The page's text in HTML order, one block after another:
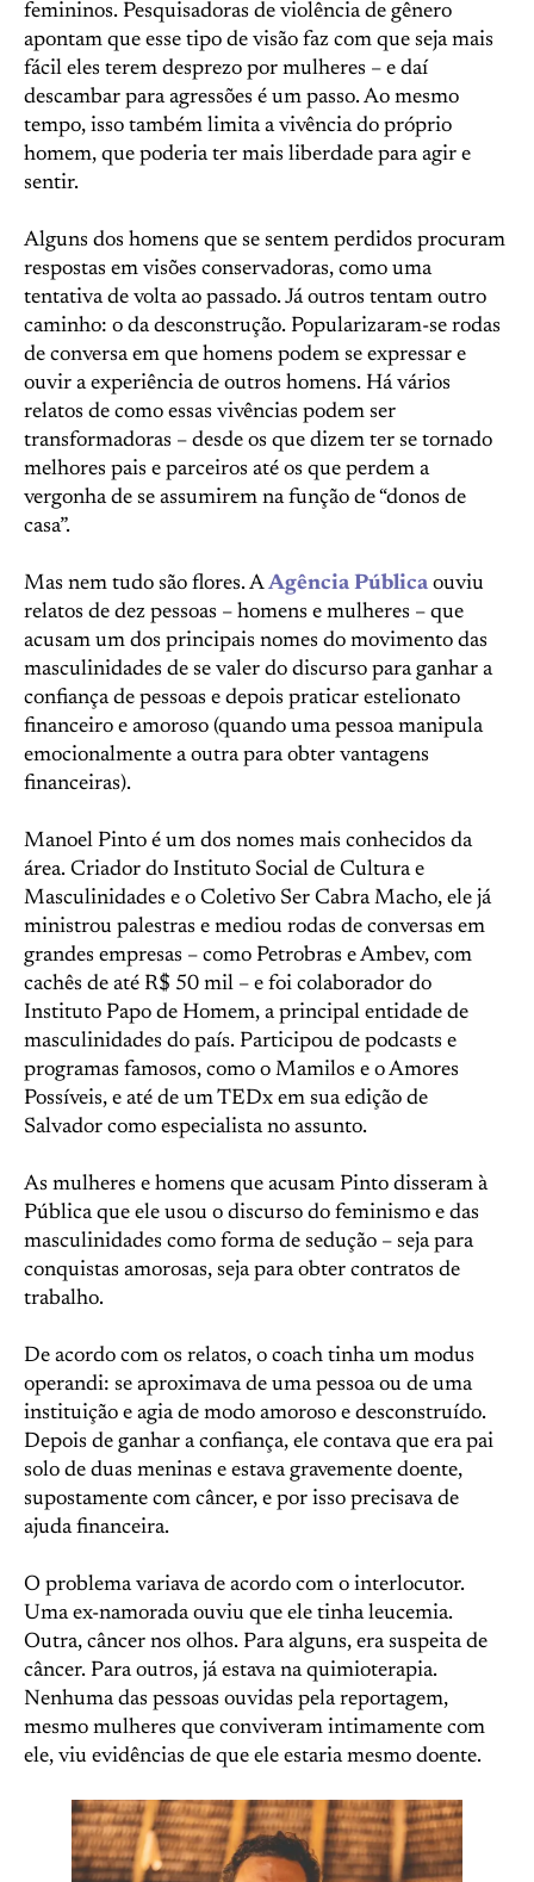
femininos. Pesquisadoras de violência de gênero
apontam que esse tipo de visão faz com que seja mais
fácil eles terem desprezo por mulheres – e daí
descambar para agressões é um passo. Ao mesmo
tempo, isso também limita a vivência do próprio
homem, que poderia ter mais liberdade para agir e
sentir.
Alguns dos homens que se sentem perdidos procuram
respostas em visões conservadoras, como uma
tentativa de volta ao passado. Já outros tentam outro
caminho: o da desconstrução. Popularizaram-se rodas
de conversa em que homens podem se expressar e
ouvir a experiência de outros homens. Há vários
relatos de como essas vivências podem ser
transformadoras – desde os que dizem ter se tornado
melhores pais e parceiros até os que perdem a
vergonha de se assumirem na função de “donos de
casa”.
Mas nem tudo são flores. AAgência Pública ouviu
relatos de dez pessoas – homens e mulheres – que
acusam um dos principais nomes do movimento das
masculinidades de se valer do discurso para ganhar a
confiança de pessoas e depois praticar estelionato
financeiro e amoroso (quando uma pessoa manipula
emocionalmente a outra para obter vantagens
financeiras).
Manoel Pinto é um dos nomes mais conhecidos da
área. Criador do Instituto Social de Cultura e
Masculinidades e o Coletivo Ser Cabra Macho, ele já
ministrou palestras e mediou rodas de conversas em
grandes empresas – como Petrobras e Ambev, com
cachês de até R$ 50 mil – e foi colaborador do
Instituto Papo de Homem, a principal entidade de
masculinidades do país. Participou de podcasts e
programas famosos, como o Mamilos e o Amores
Possíveis, e até de um TEDx em sua edição de
Salvador como especialista no assunto.
As mulheres e homens que acusam Pinto disseram à
Pública que ele usou o discurso do feminismo e das
masculinidades como forma de sedução – seja para
conquistas amorosas, seja para obter contratos de
trabalho.
De acordo com os relatos, o coach tinha um modus
operandi: se aproximava de uma pessoa ou de uma
instituição e agia de modo amoroso e desconstruído.
Depois de ganhar a confiança, ele contava que era pai
solo de duas meninas e estava gravemente doente,
supostamente com câncer, e por isso precisava de
ajuda financeira.
O problema variava de acordo com o interlocutor.
Uma ex-namorada ouviu que ele tinha leucemia.
Outra, câncer nos olhos. Para alguns, era suspeita de
câncer. Para outros, já estava na quimioterapia.
Nenhuma das pessoas ouvidas pela reportagem,
mesmo mulheres que conviveram intimamente com
ele, viu evidências de que ele estaria mesmo doente.